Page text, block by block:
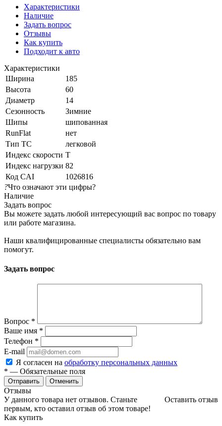
Характеристики
Наличие
Задать вопрос
Отзывы
Как купить
Подходит к авто
Характеристики
Ширина
185
Высота
60
Диаметр
14
Сезонность
Зимние
Шипы
шипованная
RunFlat
нет
Тип ТС
легковой
Индекс скорости T
Индекс нагрузки 82
Код CAI
1026816
?Что означают эти цифры?
Наличие
Задать вопрос
Вы можете задать любой интересующий вас вопрос по товару
или работе магазина.
Наши квалифицированные специалисты обязательно вам
помогут.
Задать вопрос
Вопрос *
Ваше имя *
Телефон *
E-mail
Я согласен на обработку персональных данных
* — Обязательные поля
Отменить
Отзывы
Оставить отзыв
У данного товара нет отзывов. Станьте
первым, кто оставил отзыв об этом товаре!
Как купить